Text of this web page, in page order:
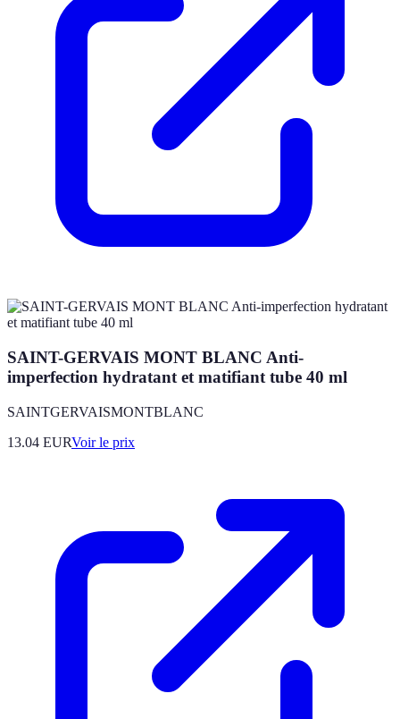
SAINT-GERVAIS MONT BLANC Anti-
imperfection hydratant et matifiant tube 40 ml
SAINTGERVAISMONTBLANC
13.04 EURVoir le prix